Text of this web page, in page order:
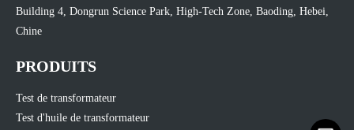
Building 4, Dongrun Science Park, High-Tech Zone, Baoding, Hebei,
Chine
PRODUITS
Test de transformateur
Test d'huile de transformateur